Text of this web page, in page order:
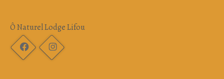
Ô Naturel Lodge Lifou